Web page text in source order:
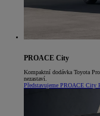
PROACE City
Kompaktní dodávka Toyota
nezastaví.
Představujeme PROACE City